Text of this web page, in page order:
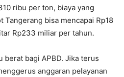
ribu per ton, biaya yang
Tangerang bisa mencapai Rp18
Rp233 miliar per tahun.
berat bagi APBD. Jika terus
anggaran pelayanan